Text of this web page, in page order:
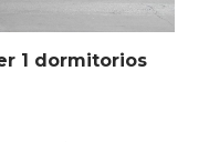
1 dormitorios